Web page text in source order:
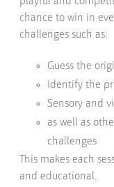
chance to win in
challenges such as:
Guess the
Identify the
Sensory and
as well as
challenges
This makes each
and educational.